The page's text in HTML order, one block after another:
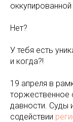
оккупированной
Нет?
У тебя есть
и когда?!
19 апреля в
торжественное
давности. Суды
содействии